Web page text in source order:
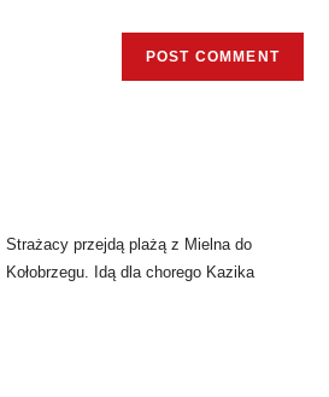
Strażacy przejdą plażą z Mielna do
Kołobrzegu. Idą dla chorego Kazika